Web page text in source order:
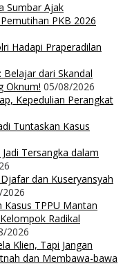
Sumbar Ajak
PKB 2026
Hadapi Praperadilan
dari Skandal
Oknum! 05/08/2026
Kepedulian Perangkat
Tuntaskan Kasus
Tersangka dalam
dan Kuseryansyah
TPPU Mantan
Radikal
2026
Klien, Tapi Jangan
dan Membawa-bawa